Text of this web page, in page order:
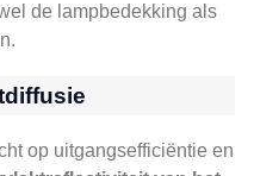
de lampbedekking als
op uitgangsefficiëntie en